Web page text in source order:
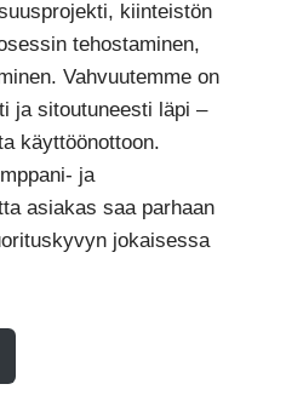
kiinteistön
tehostaminen,
Vahvuutemme on
ja sitoutuneesti läpi –
käyttöönottoon.
ja
asiakas saa parhaan
jokaisessa